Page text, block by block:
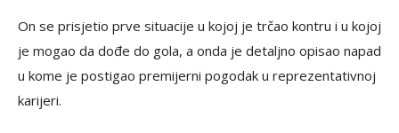
On se prisjetio prve situacije u kojoj je trčao kontru i u kojoj
je mogao da dođe do gola, a onda je detaljno opisao napad
u kome je postigao premijerni pogodak u reprezentativnoj
karijeri.